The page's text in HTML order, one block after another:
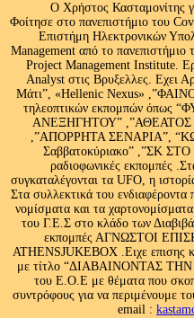
Ο Χρήστος Κασταμονίτης
Φοίτησε στο πανεπιστήμιο του
Επιστήμη Ηλεκτρονικών
Management από το πανεπιστήμιο
Project Management Institute.
Analyst στις Βρυξελλες. Εχει
Μάτι”, «Hellenic Nexus»
τηλεοπτικών εκπομπών
ΑΝΕΞΗΓΗΤΟΥ”
,”ΑΠΟΡΡΗΤΑ ΣΕΝΑΡΙΑ”,
Σαββατοκύριακο” ,”ΣΚ ΣΤΟ
ραδιοφωνικές εκπομπές
συγκαταλέγονται τα UFO, η
Στα συλλεκτικά του
νομίσματα και τα
του Γ.Ε.Σ στο κλάδο των
εκπομπές ΑΓΝΩΣΤΟΙ
ATHENSJUKEBOX .Ειχε επισης
με τίτλο “ΔΙΑΒΑΙΝΟΝΤΑΣ
του Ε.Ο.Ε με θέματα που
συντρόφους για να περιμένουμε
email :